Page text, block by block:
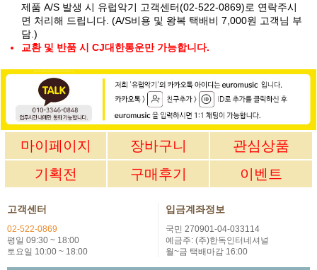
제품 A/S 발생 시 유럽악기 고객센터(02-522-0869)로 연락주시
면 처리해 드립니다. (A/S비용 및 왕복 택배비 7,000원 고객님 부
담.)
교환 및 반품 시 CJ대한통운만 가능합니다.
마이페이지 장바구니
관심상품
기획전
구매후기 이벤트
고객센터
02-522-0869
평일 09:30 ~ 18:00
토요일 10:00 ~ 18:00
입금계좌정보
국민 270901-04-033114
예금주: (주)한독인터네셔널
월~금 택배마감 16:00